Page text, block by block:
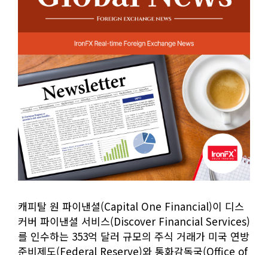
캐피탈 원 파이낸셜(Capital One Financial)이 디스
커버 파이낸셜 서비스(Discover Financial Services)
를 인수하는 353억 달러 규모의 주식 거래가 미국 연방
준비제도(Federal Reserve)와 통화감독국(Office of